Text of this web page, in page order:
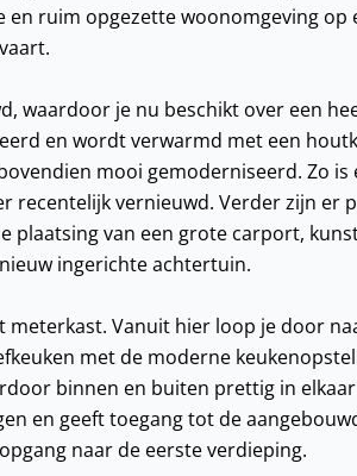
ruim opgezette woonomgeving op
waardoor je nu beschikt over een
en wordt verwarmd met een
mooi gemoderniseerd. Zo is
recentelijk vernieuwd. Verder zijn er
plaatsing van een grote carport,
ingerichte achtertuin.
meterkast. Vanuit hier loop je door
met de moderne
binnen en buiten prettig in
en geeft toegang tot de
naar de eerste verdieping.